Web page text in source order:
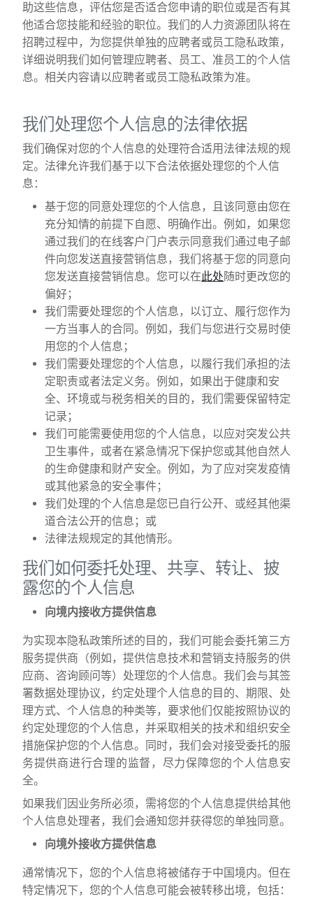
助这些信息，评估您是否适合您申请的职位或是否有其
他适合您技能和经验的职位。我们的人力资源团队将在
招聘过程中，为您提供单独的应聘者或员工隐私政策，
详细说明我们如何管理应聘者、员工、准员工的个人信
息。相关内容请以应聘者或员工隐私政策为准。
我们处理您个人信息的法律依据
我们确保对您的个人信息的处理符合适用法律法规的规
定。法律允许我们基于以下合法依据处理您的个人信
息：
基于您的同意处理您的个人信息，且该同意由您在
充分知情的前提下自愿、明确作出。例如，如果您
通过我们的在线客户门户表示同意我们通过电子邮
件向您发送直接营销信息，我们将基于您的同意向
您发送直接营销信息。您可以在此处随时更改您的
偏好；
我们需要处理您的个人信息，以订立、履行您作为
一方当事人的合同。例如，我们与您进行交易时使
用您的个人信息；
我们需要处理您的个人信息，以履行我们承担的法
定职责或者法定义务。例如，如果出于健康和安
全、环境或与税务相关的目的，我们需要保留特定
记录；
我们可能需要使用您的个人信息，以应对突发公共
卫生事件，或者在紧急情况下保护您或其他自然人
的生命健康和财产安全。例如，为了应对突发疫情
或其他紧急的安全事件；
我们处理的个人信息是您已自行公开、或经其他渠
道合法公开的信息；或
法律法规规定的其他情形。
我们如何委托处理、共享、转让、披
露您的个人信息
向境内接收方提供信息
为实现本隐私政策所述的目的，我们可能会委托第三方
服务提供商（例如，提供信息技术和营销支持服务的供
应商、咨询顾问等）处理您的个人信息。我们会与其签
署数据处理协议，约定处理个人信息的目的、期限、处
理方式、个人信息的种类等，要求他们仅能按照协议的
约定处理您的个人信息，并采取相关的技术和组织安全
措施保护您的个人信息。同时，我们会对接受委托的服
务提供商进行合理的监督，尽力保障您的个人信息安
全。
如果我们因业务所必须，需将您的个人信息提供给其他
个人信息处理者，我们会通知您并获得您的单独同意。
向境外接收方提供信息
通常情况下，您的个人信息将被储存于中国境内。但在
特定情况下，您的个人信息可能会被转移出境，包括：